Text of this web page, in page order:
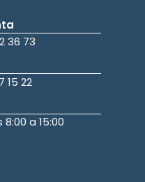
36 73
15 22
a 15:00